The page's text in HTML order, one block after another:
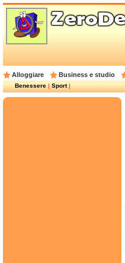
Alloggiare Business e studio
Benessere|Sport|